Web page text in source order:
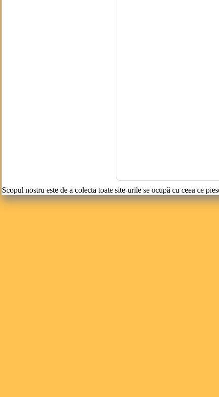
Scopul nostru este de a colecta toate site-urile se ocupă cu ceea ce